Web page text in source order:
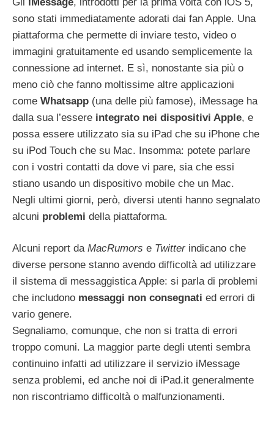
sono stati immediatamente adorati dai fan Apple. Una
piattaforma che permette di inviare testo, video o
immagini gratuitamente ed usando semplicemente la
connessione ad internet. E sì, nonostante sia più o
meno ciò che fanno moltissime altre applicazioni
come Whatsapp (una delle più famose), iMessage ha
dalla sua l’essere integrato nei dispositivi Apple, e
possa essere utilizzato sia su iPad che su iPhone che
su iPod Touch che su Mac. Insomma: potete parlare
con i vostri contatti da dove vi pare, sia che essi
stiano usando un dispositivo mobile che un Mac.
Negli ultimi giorni, però, diversi utenti hanno segnalato
alcuni problemi della piattaforma.
Alcuni report da MacRumors e Twitterindicano che
diverse persone stanno avendo difficoltà ad utilizzare
il sistema di messaggistica Apple: si parla di problemi
che includono messaggi non consegnati ed errori di
vario genere.
Segnaliamo, comunque, che non si tratta di errori
troppo comuni. La maggior parte degli utenti sembra
continuino infatti ad utilizzare il servizio iMessage
senza problemi, ed anche noi di iPad.it generalmente
non riscontriamo difficoltà o malfunzionamenti.